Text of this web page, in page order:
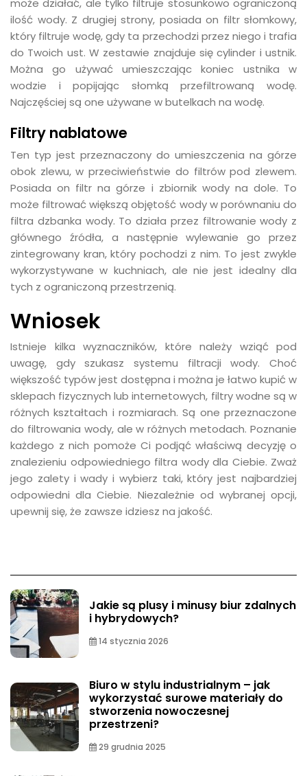
może działać, ale tylko filtruje stosunkowo ograniczoną
ilość wody. Z drugiej strony, posiada on filtr słomkowy,
który filtruje wodę, gdy ta przechodzi przez niego i trafia
do Twoich ust. W zestawie znajduje się cylinder i ustnik.
Można go używać umieszczając koniec ustnika w
wodzie i popijając słomką przefiltrowaną wodę.
Najczęściej są one używane w butelkach na wodę.
Filtry nablatowe
Ten typ jest przeznaczony do umieszczenia na górze
obok zlewu, w przeciwieństwie do filtrów pod zlewem.
Posiada on filtr na górze i zbiornik wody na dole. To
może filtrować większą objętość wody w porównaniu do
filtra dzbanka wody. To działa przez filtrowanie wody z
głównego źródła, a następnie wylewanie go przez
zintegrowany kran, który pochodzi z nim. To jest zwykle
wykorzystywane w kuchniach, ale nie jest idealny dla
tych z ograniczoną przestrzenią.
Wniosek
Istnieje kilka wyznaczników, które należy wziąć pod
uwagę, gdy szukasz systemu filtracji wody. Choć
większość typów jest dostępna i można je łatwo kupić w
sklepach fizycznych lub internetowych, filtry wodne są w
różnych kształtach i rozmiarach. Są one przeznaczone
do filtrowania wody, ale w różnych metodach. Poznanie
każdego z nich pomoże Ci podjąć właściwą decyzję o
znalezieniu odpowiedniego filtra wody dla Ciebie. Zważ
jego zalety i wady i wybierz taki, który jest najbardziej
odpowiedni dla Ciebie. Niezależnie od wybranej opcji,
upewnij się, że zawsze idziesz na jakość.
Jakie są plusy i minusy biur zdalnych
i hybrydowych?
14 stycznia 2026
Biuro w stylu industrialnym – jak
wykorzystać surowe materiały do
stworzenia nowoczesnej
przestrzeni?
29 grudnia 2025